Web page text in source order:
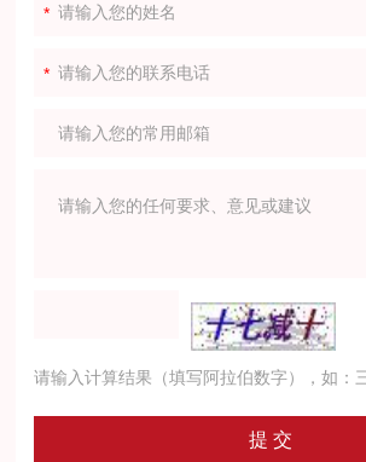
请输入计算结果（填写阿拉伯数字），如：